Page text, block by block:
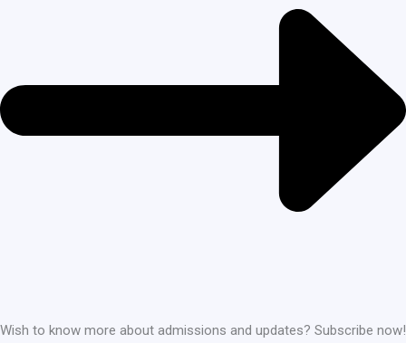
Wish to know more about admissions and updates? Subscribe now!